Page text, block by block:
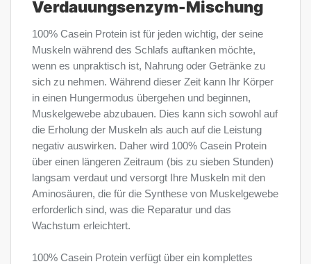
Verdauungsenzym-Mischung
100% Casein Protein ist für jeden wichtig, der seine
Muskeln während des Schlafs auftanken möchte,
wenn es unpraktisch ist, Nahrung oder Getränke zu
sich zu nehmen. Während dieser Zeit kann Ihr Körper
in einen Hungermodus übergehen und beginnen,
Muskelgewebe abzubauen. Dies kann sich sowohl auf
die Erholung der Muskeln als auch auf die Leistung
negativ auswirken. Daher wird 100% Casein Protein
über einen längeren Zeitraum (bis zu sieben Stunden)
langsam verdaut und versorgt Ihre Muskeln mit den
Aminosäuren, die für die Synthese von Muskelgewebe
erforderlich sind, was die Reparatur und das
Wachstum erleichtert.
100% Casein Protein verfügt über ein komplettes